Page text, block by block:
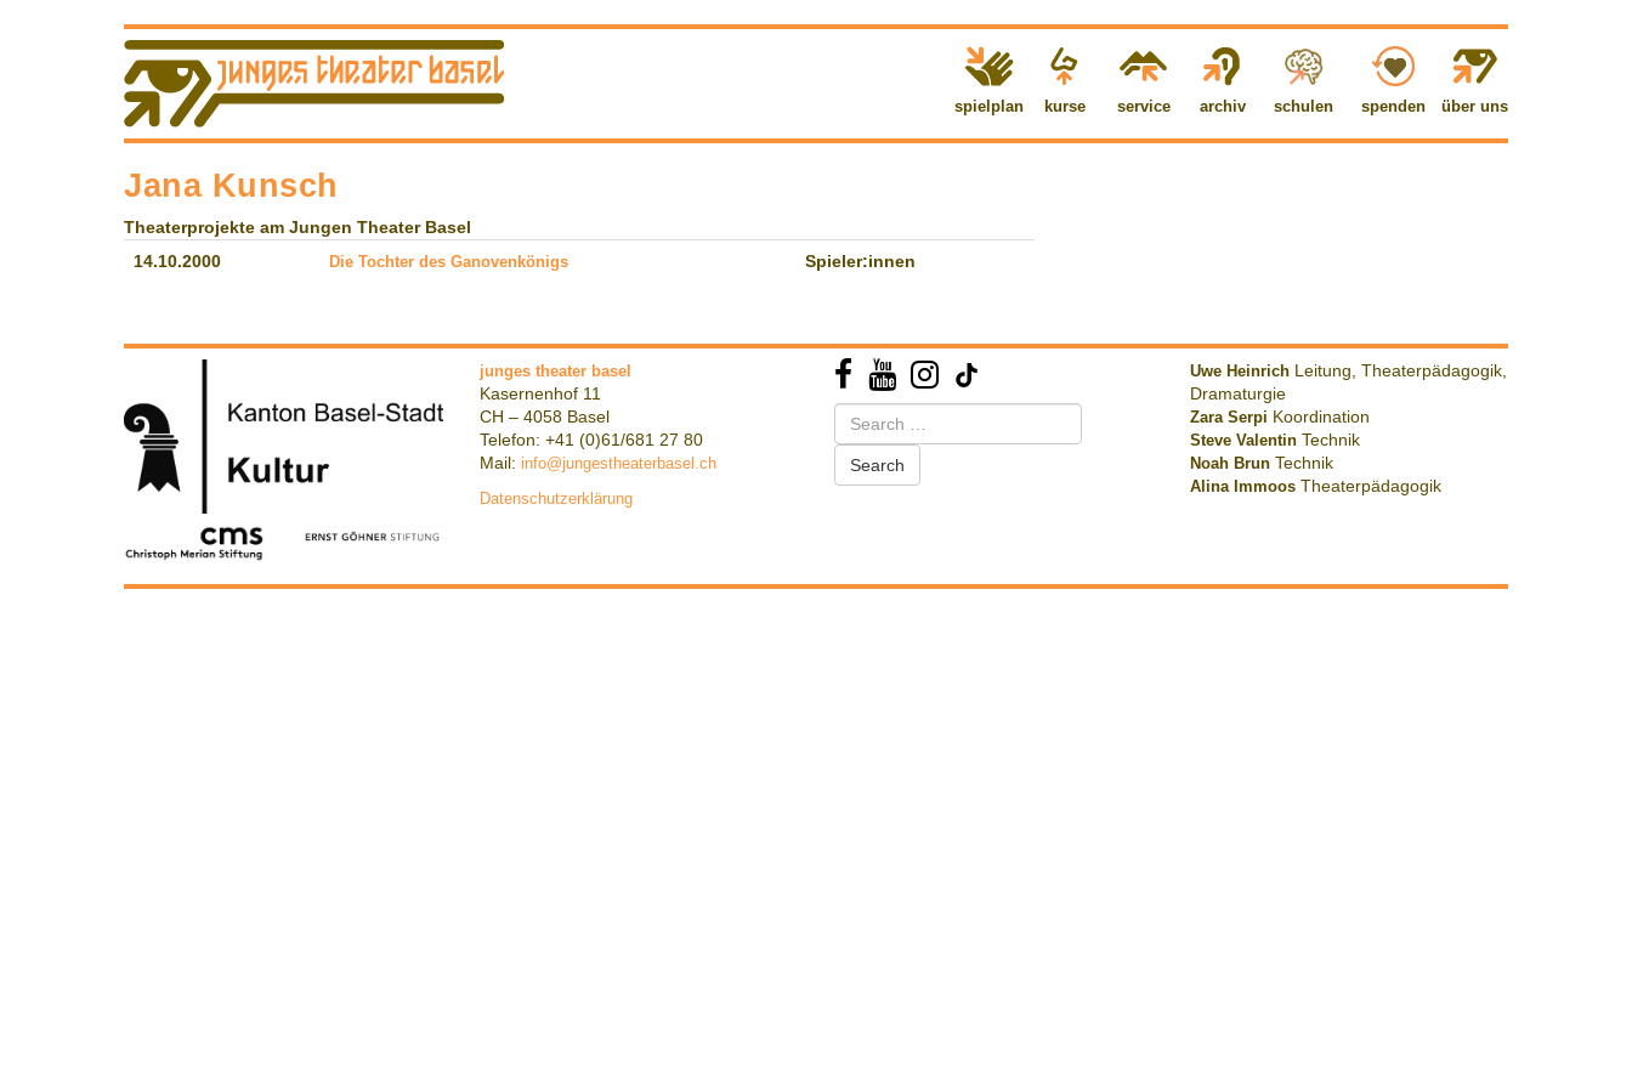
spielplan kurse service archiv schulen spenden über uns
Jana Kunsch
Theaterprojekte am Jungen Theater Basel
14.10.2000 Die Tochter des Ganovenkönigs Spieler:innen
junges theater basel
Kasernenhof 11
CH – 4058 Basel
Telefon: +41 (0)61/681 27 80
Mail: info@jungestheaterbasel.ch
Datenschutzerklärung
Search
for:
Uwe Heinrich Leitung, Theaterpädagogik,
Dramaturgie
Zara Serpi Koordination
Steve Valentin Technik
Noah Brun Technik
Alina Immoos Theaterpädagogik